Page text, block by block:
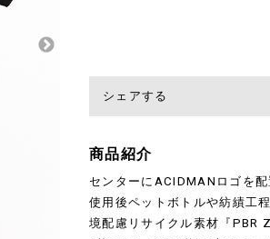
シェアする
商品紹介
センターにACIDMANロゴを配
使用後ペットボトルや紡績工
境配慮リサイクル素材『PBR